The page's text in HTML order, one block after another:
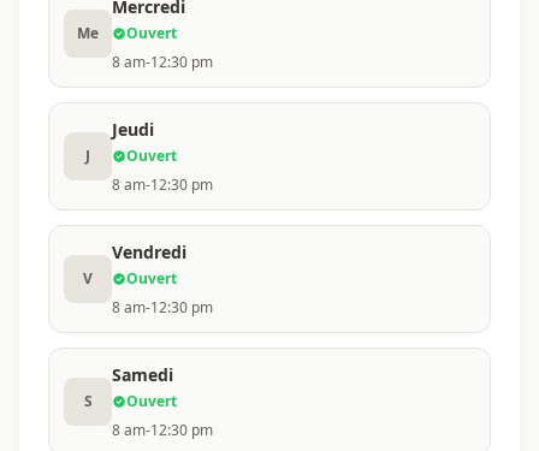
Me
Mercredi
Ouvert
8 am-12:30 pm
J
Jeudi
Ouvert
8 am-12:30 pm
V
Vendredi
Ouvert
8 am-12:30 pm
S
Samedi
Ouvert
8 am-12:30 pm